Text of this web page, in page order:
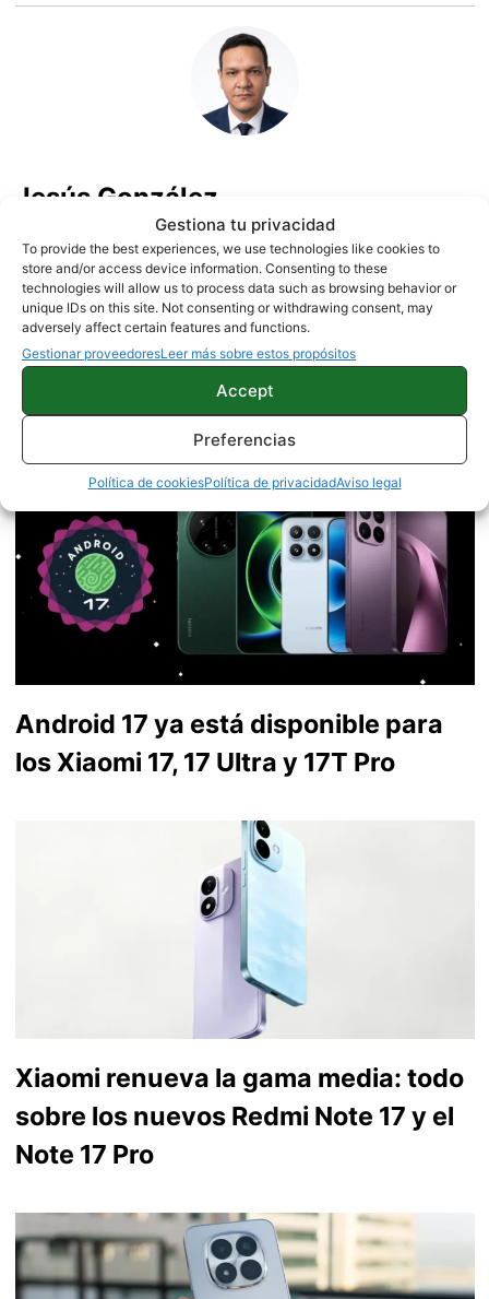
Gestiona tu privacidad
To provide the best experiences, we use technologies like cookies to
store and/or access device information. Consenting to these
technologies will allow us to process data such as browsing behavior or
unique IDs on this site. Not consenting or withdrawing consent, may
adversely affect certain features and functions.
Gestionar proveedoresLeer más sobre estos propósitos
Accept
Preferencias
Política de cookiesPolítica de privacidadAviso legal
Jesús González
1500 artículos publicados en ProAndroid desde 2020.
Periodista experto en tecnología y especializado en
móviles Android y telefonía, desde pequeño vive por y para
los gadgets, le encanta estar a la última y es redactor sobre
tecnología desde 2018. Amante de los smartphones,
tablets, smartwatches y todo lo que tenga una pantalla. Ha
probado más de 100 móviles de distintas marcas, y es
capaz de encontrar los detalles más importantes. Síguelo
Android 17 ya está disponible para
los Xiaomi 17, 17 Ultra y 17T Pro
Xiaomi renueva la gama media: todo
sobre los nuevos Redmi Note 17 y el
Note 17 Pro